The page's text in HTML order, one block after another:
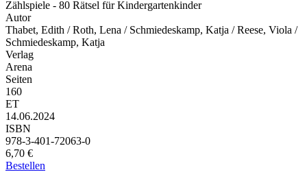
Autor
Thabet, Edith / Roth, Lena / Schmiedeskamp, Katja / Reese, Viola /
Schmiedeskamp, Katja
Verlag
Arena
Seiten
160
ET
14.06.2024
ISBN
978-3-401-72063-0
6,70 €
Bestellen